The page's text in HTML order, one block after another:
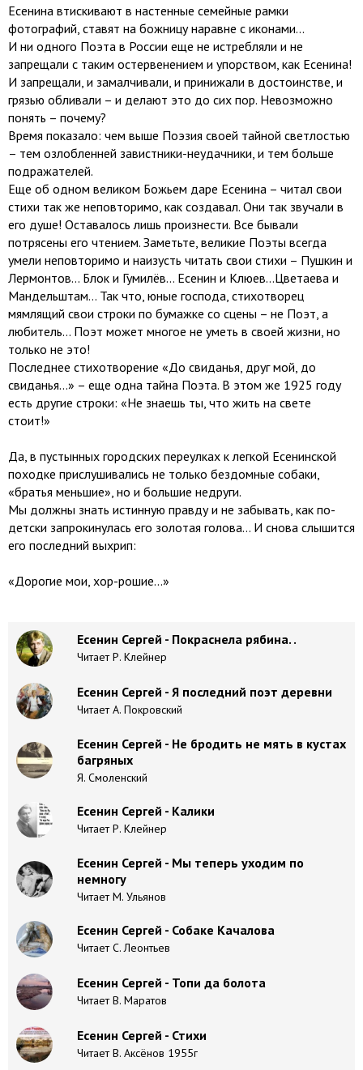
Есенина втискивают в настенные семейные рамки
фотографий, ставят на божницу наравне с иконами…
И ни одного Поэта в России еще не истребляли и не
запрещали с таким остервенением и упорством, как Есенина!
И запрещали, и замалчивали, и принижали в достоинстве, и
грязью обливали – и делают это до сих пор. Невозможно
понять – почему?
Время показало: чем выше Поэзия своей тайной светлостью
– тем озлобленней завистники-неудачники, и тем больше
подражателей.
Еще об одном великом Божьем даре Есенина – читал свои
стихи так же неповторимо, как создавал. Они так звучали в
его душе! Оставалось лишь произнести. Все бывали
потрясены его чтением. Заметьте, великие Поэты всегда
умели неповторимо и наизусть читать свои стихи – Пушкин и
Лермонтов… Блок и Гумилёв… Есенин и Клюев…Цветаева и
Мандельштам… Так что, юные господа, стихотворец
мямлящий свои строки по бумажке со сцены – не Поэт, а
любитель… Поэт может многое не уметь в своей жизни, но
только не это!
Последнее стихотворение «До свиданья, друг мой, до
свиданья…» – еще одна тайна Поэта. В этом же 1925 году
есть другие строки: «Не знаешь ты, что жить на свете
стоит!»
Да, в пустынных городских переулках к легкой Есенинской
походке прислушивались не только бездомные собаки,
«братья меньшие», но и большие недруги.
Мы должны знать истинную правду и не забывать, как по-
детски запрокинулась его золотая голова… И снова слышится
его последний выхрип:
«Дорогие мои, хор-рошие…»
Есенин Сергей - Покраснела рябина. .
Читает Р. Клейнер
Есенин Сергей - Я последний поэт деревни
Читает А. Покровский
Есенин Сергей - Не бродить не мять в кустах
багряных
Я. Смоленский
Есенин Сергей - Калики
Читает Р. Клейнер
Есенин Сергей - Мы теперь уходим по
немногу
Читает М. Ульянов
Есенин Сергей - Собаке Качалова
Читает С. Леонтьев
Есенин Сергей - Топи да болота
Читает В. Маратов
Есенин Сергей - Стихи
Читает В. Аксёнов 1955г